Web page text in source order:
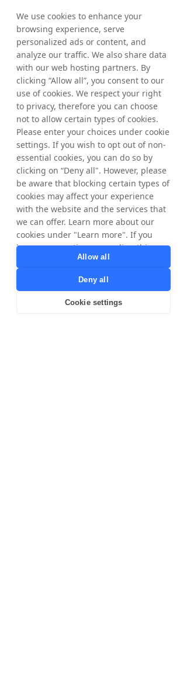
Sztokholmie. Więcej informacji można
znaleźć na stronie www.tradedoubler.com
Download the English Press Release
Download the Swedish Press Release
< Previous Next >
We use cookies to enhance your
browsing experience, serve
personalized ads or content, and
analyze our traffic. We also share data
with our web hosting partners. By
clicking “Allow all”, you consent to our
use of cookies. We respect your right
to privacy, therefore you can choose
not to allow certain types of cookies.
Please enter your choices under cookie
settings. If you wish to opt out of non-
essential cookies, you can do so by
clicking on “Deny all". However, please
be aware that blocking certain types of
cookies may affect your experience
with the website and the services that
we can offer. Learn more about our
cookies under "Learn more". If you
have any questions regarding this,
privacy@tradedoubler.com
dpo@tradedoubler.com
read more about our data processing
Allow all
Deny all
Cookie settings